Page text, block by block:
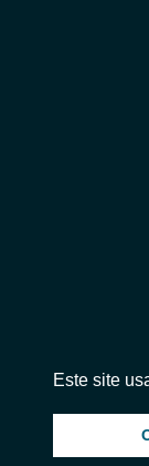
© 2026
Este site